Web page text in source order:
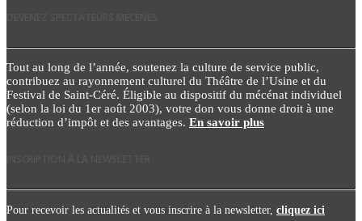
Tout au long de l’année, soutenez la culture de service public,
contribuez au rayonnement culturel du Théâtre de l’Usine et du
Festival de Saint-Céré. Éligible au dispositif du mécénat individuel
(selon la loi du 1er août 2003), votre don vous donne droit à une
réduction d’impôt et des avantages. En savoir plus
Pour recevoir les actualités et vous inscrire à la newsletter, cliquez ici